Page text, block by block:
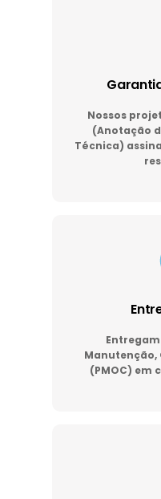
Nossos
(Anotação
Técnica)
Manutenção,
(PMOC) em